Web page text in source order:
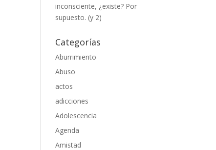
inconsciente, ¿existe? Por
supuesto. (y 2)
Categorías
Aburrimiento
Abuso
actos
adicciones
Adolescencia
Agenda
Amistad